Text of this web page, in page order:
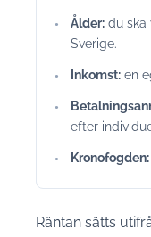
Ålder: du ska
Sverige.
Inkomst: en
efter
Kronofogden:
Räntan sätts